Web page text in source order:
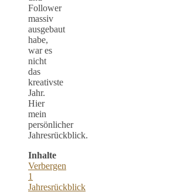
Follower
massiv
ausgebaut
habe,
war es
nicht
das
kreativste
Jahr.
Hier
mein
persönlicher
Jahresrückblick.
Inhalte
Verbergen
1
Jahresrückblick